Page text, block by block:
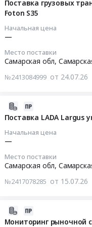
Поставка грузовых
Foton S35
Начальная цена
—
Место поставки
Самарская обл,
№2413084999 от 24.07.26
Поставка LADA Largus
Начальная цена
—
Место поставки
Самарская обл,
№2417078285 от 15.07.26
Мониторинг рыночной